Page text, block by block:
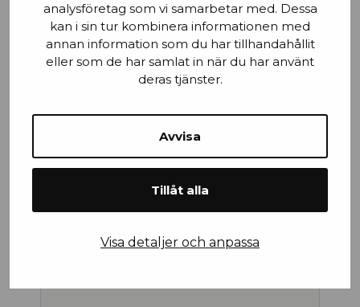
analysföretag som vi samarbetar med. Dessa
kan i sin tur kombinera informationen med
annan information som du har tillhandahållit
eller som de har samlat in när du har använt
deras tjänster.
Avvisa
Tillåt alla
Visa detaljer och anpassa
Mobilnummer